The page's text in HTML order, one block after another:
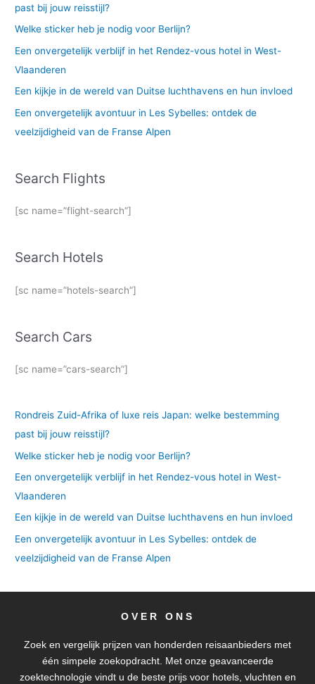
past bij jouw reisstijl?
Welke sticker heb je nodig voor Berlijn?
Een onvergetelijk verblijf in het Rendez-vous hotel in West-
Vlaanderen
Een kijkje in de wereld van Duitse luchthavens en hun invloed
Een onvergetelijk avontuur in Les Sybelles: ontdek de
veelzijdigheid van de Franse Alpen
Search Flights
[sc name=”flight-search”]
Search Hotels
[sc name=”hotels-search”]
Search Cars
[sc name=”cars-search”]
Rondreis Zuid-Afrika of luxe reis Japan: welke bestemming
past bij jouw reisstijl?
Welke sticker heb je nodig voor Berlijn?
Een onvergetelijk verblijf in het Rendez-vous hotel in West-
Vlaanderen
Een kijkje in de wereld van Duitse luchthavens en hun invloed
Een onvergetelijk avontuur in Les Sybelles: ontdek de
veelzijdigheid van de Franse Alpen
OVER ONS
Zoek en vergelijk prijzen van honderden reisaanbieders met
één simpele zoekopdracht. Met onze geavanceerde
zoektechnologie vindt u de beste prijs voor hotels, vluchten en